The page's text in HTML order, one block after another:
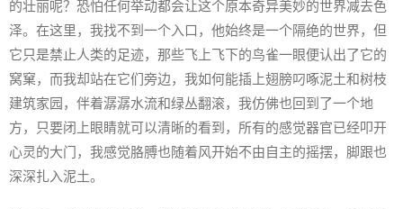
的壮丽呢？恐怕任何举动都会让这个原本奇异美妙的世界减去色
泽。在这里，我找不到一个入口，他始终是一个隔绝的世界，但
它只是禁止人类的足迹，那些飞上飞下的鸟雀一眼便认出了它的
窝窠，而我却站在它们旁边，我如何能插上翅膀叼啄泥土和树枝
建筑家园，伴着潺潺水流和绿丛翻滚，我仿佛也回到了一个地
方，只要闭上眼睛就可以清晰的看到，所有的感觉器官已经叩开
心灵的大门，我感觉胳膊也随着风开始不由自主的摇摆，脚跟也
深深扎入泥土。